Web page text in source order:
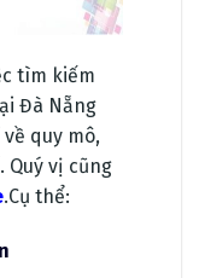
tìm kiếm
Đà Nẵng
quy mô,
Quý vị cũng
.Cụ thể: